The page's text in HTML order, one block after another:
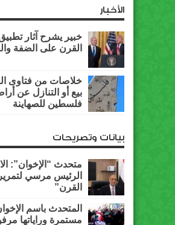
الأخبار
خبير يشرح آثار
القرن على الضفة
خلاصات من فتاوى
بيع أو التنازل عن
فلسطين للصهاينة
بيانات وتصريحات
متحدث “الإخوان”:
الرئيس مرسي
القرن”
المتحدث باسم
مستمرة وراياتها